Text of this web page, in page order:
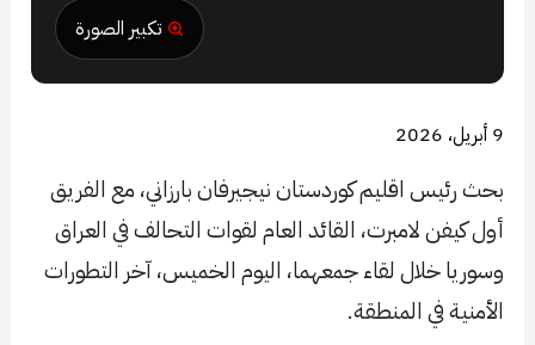
تكبير الصورة
9 أبريل، 2026
بحث رئيس اقليم كوردستان نيجيرفان بارزاني، مع الفريق
أول كيفن لامبرت، القائد العام لقوات التحالف في العراق
وسوريا خلال لقاء جمعهما، اليوم الخميس، آخر التطورات
الأمنية في المنطقة.